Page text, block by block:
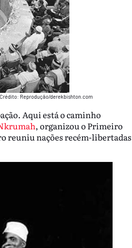
Crédito: Reprodução/derekbishton.com
Aqui está o caminho
, organizou o Primeiro
reuniu nações recém-libertadas